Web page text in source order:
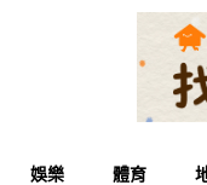
娛樂 體育